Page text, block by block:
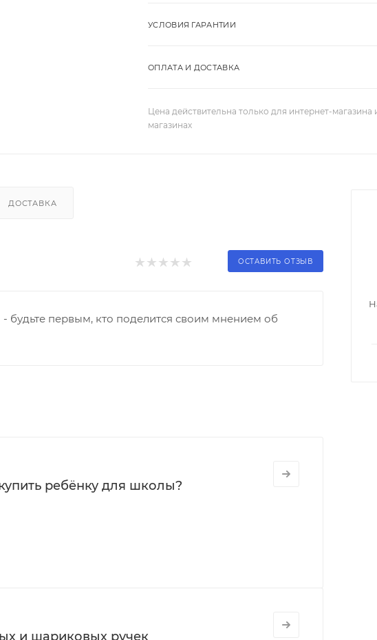
УСЛОВИЯ ГАРАНТИИ
ОПЛАТА И ДОСТАВКА
Цена действительна только для интернет-
магазинах
ДОСТАВКА
ОСТАВИТЬ ОТЗЫВ
будьте первым, кто поделится своим мнением об
ребёнку для школы?
и шариковых ручек